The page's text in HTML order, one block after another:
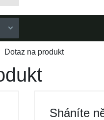
Dotaz na produkt
Sháníte